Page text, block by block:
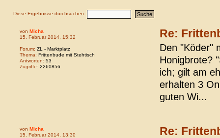
Diese Ergebnisse durchsuchen:
Re:
Den "Köder"
Honigbrote?
ich; gilt am
erhalten 3
guten Wi...
von Micha
15. Februar 2014, 15:32
Forum: ZL - Marktplatz
Thema: Frittenbude mit Stehtisch
Antworten: 53
Zugriffe: 2260856
Re:
von Micha
15. Februar 2014, 13:30